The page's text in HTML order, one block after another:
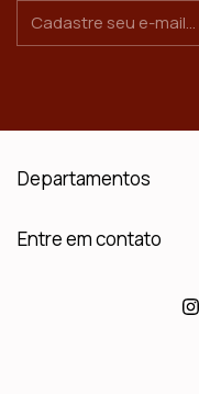
Departamentos
Entre em contato